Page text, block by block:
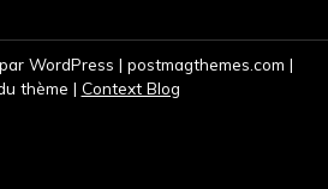
WordPress | postmagthemes.com |
thème | Context Blog